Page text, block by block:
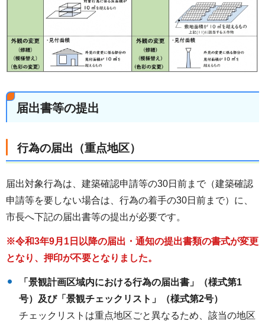
届出書等の提出
行為の届出（重点地区）
届出対象行為は、建築確認申請等の30日前まで（建築確認
申請等を要しない場合は、行為の着手の30日前まで）に、
市長へ下記の届出書等の提出が必要です。
※令和3年9月1日以降の届出・通知の提出書類の書式が変更
となり、押印が不要となりました。
「景観計画区域内における行為の届出書」（様式第1
号）及び「景観チェックリスト」（様式第2号）
チェックリストは重点地区ごと異なるため、該当の地区